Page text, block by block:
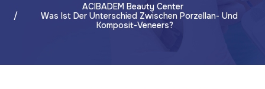
ACIBADEM Beauty Center
Was Ist Der Unterschied Zwischen Porzellan- Und
Komposit-Veneers?